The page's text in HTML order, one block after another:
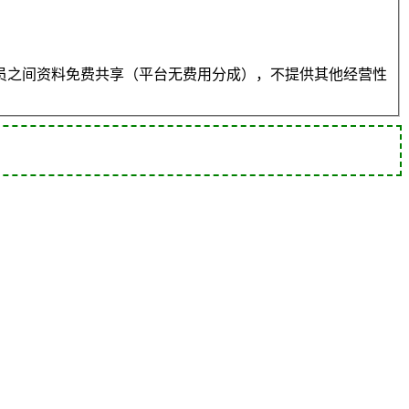
间资料免费共享（平台无费用分成），不提供其他经营性